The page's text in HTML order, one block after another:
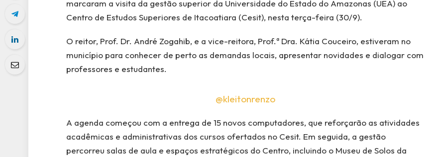
marcaram a visita da gestão superior da Universidade do Estado do Amazonas (UEA) ao
Centro de Estudos Superiores de Itacoatiara (Cesit), nesta terça-feira (30/9).
O reitor, Prof. Dr. André Zogahib, e a vice-reitora, Prof.ª Dra. Kátia Couceiro, estiveram no
município para conhecer de perto as demandas locais, apresentar novidades e dialogar com
professores e estudantes.
@kleitonrenzo
A agenda começou com a entrega de 15 novos computadores, que reforçarão as atividades
acadêmicas e administrativas dos cursos ofertados no Cesit. Em seguida, a gestão
percorreu salas de aula e espaços estratégicos do Centro, incluindo o Museu de Solos da